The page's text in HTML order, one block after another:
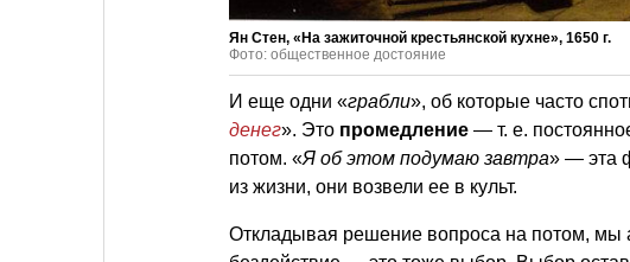
Ян Стен, «На зажиточной крестьянской кухне», 1650 г.
Фото: общественное достояние
И еще одни «грабли», об которые часто
денег». Это промедление — т. е.
потом. «Я об этом подумаю завтра» — эта
из жизни, они возвели ее в культ.
Откладывая решение вопроса на потом, мы